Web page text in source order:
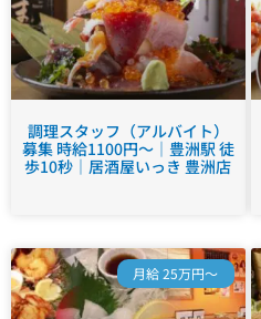
調理スタッフ（アルバイト）
募集 時給1100円～｜豊洲駅 徒
歩10秒｜居酒屋いっき 豊洲店
月給 25万円～